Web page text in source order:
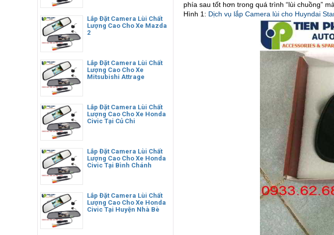
Lắp Đặt Camera Lùi Chất
Lượng Cao Cho Xe Mazda
2
Lắp Đặt Camera Lùi Chất
Lượng Cao Cho Xe
Mitsubishi Attrage
Lắp Đặt Camera Lùi Chất
Lượng Cao Cho Xe Honda
Civic Tại Củ Chi
Lắp Đặt Camera Lùi Chất
Lượng Cao Cho Xe Honda
Civic Tại Bình Chánh
Lắp Đặt Camera Lùi Chất
Lượng Cao Cho Xe Honda
Civic Tại Huyện Nhà Bè
phía sau tốt hơn trong quá trình “lùi chuồng”
Hình 1: Dịch vụ lắp Camera lùi cho Huyndai